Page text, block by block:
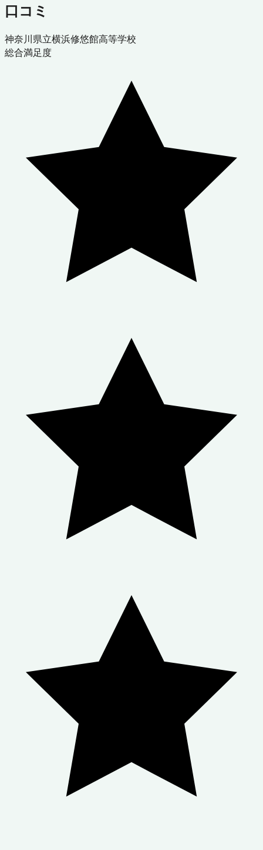
口コミ
神奈川県立横浜修悠館高等学校
総合満足度